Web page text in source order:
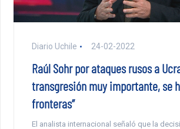
Diario Uchile 24-02-2022
Raúl Sohr por ataques rusos a
transgresión muy importante, se
fronteras”
El analista internacional señaló que la